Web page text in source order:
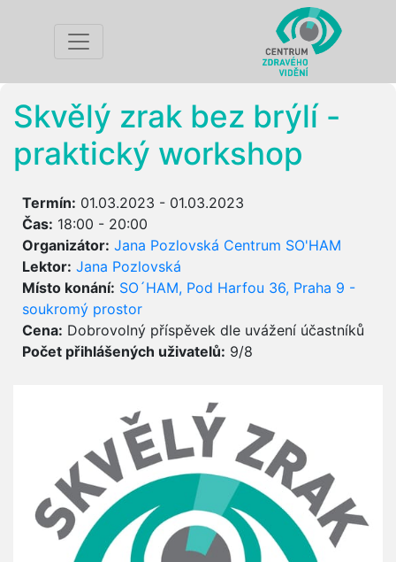
Skvělý zrak bez brýlí -
praktický workshop
Termín: 01.03.2023 - 01.03.2023
Čas: 18:00 - 20:00
Organizátor: Jana Pozlovská Centrum SO'HAM
Lektor: Jana Pozlovská
Místo konání: SO´HAM, Pod Harfou 36, Praha 9 -
soukromý prostor
Cena: Dobrovolný příspěvek dle uvážení účastníků
Počet přihlášených uživatelů: 9/8